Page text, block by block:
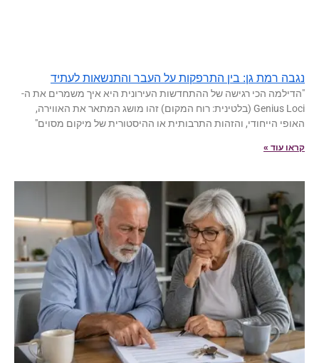
נגבה רמת גן: בין התרפקות על העבר והתנשאות לעתיד
"הדילמה הכי רגישה של ההתחדשות העירונית היא איך משמרים את ה-
Genius Loci (בלטינית: רוח המקום) זהו מושג המתאר את האווירה,
האופי הייחודי, והזהות התרבותית או ההיסטורית של מיקום מסוים"
קראו עוד »